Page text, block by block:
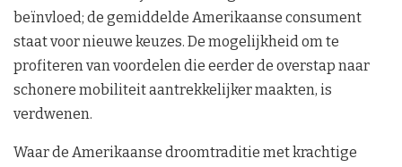
beïnvloed; de gemiddelde Amerikaanse consument
staat voor nieuwe keuzes. De mogelijkheid om te
profiteren van voordelen die eerder de overstap naar
schonere mobiliteit aantrekkelijker maakten, is
verdwenen.
Waar de Amerikaanse droomtraditie met krachtige